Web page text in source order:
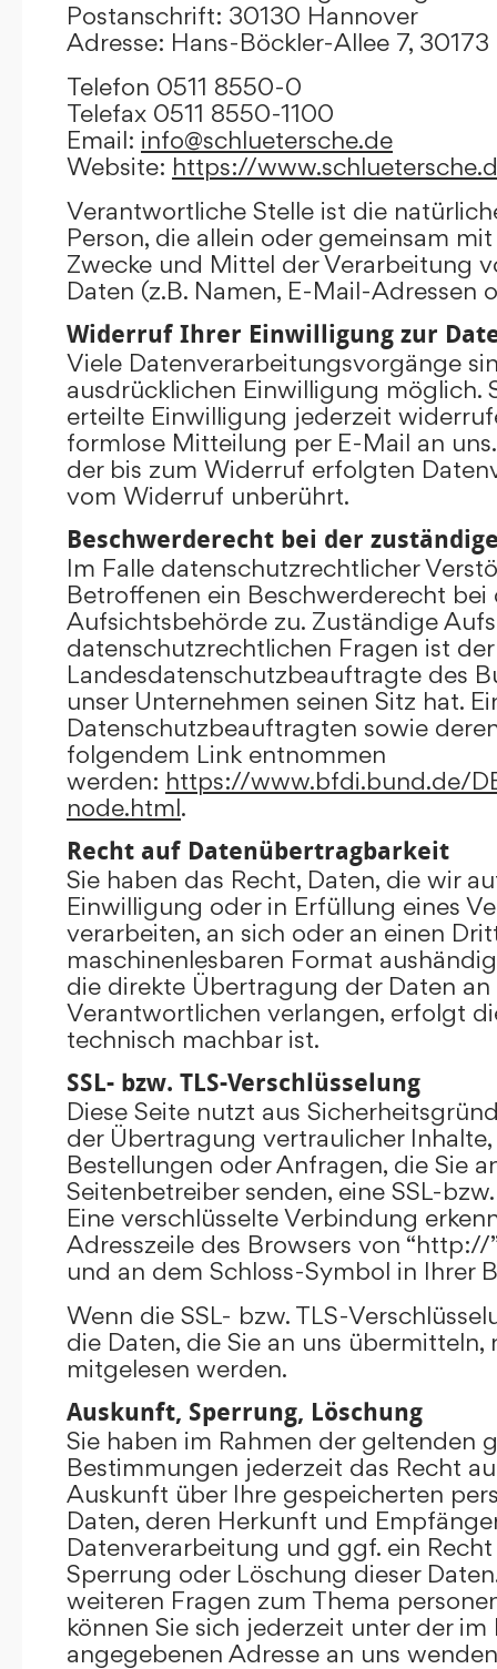
Postanschrift: 30130 Hannover
Adresse: Hans-Böckler-Allee 7,
Telefon 0511 8550-0
Telefax 0511 8550-1100
Email: info@schluetersche.de
Website: https://
Verantwortliche Stelle ist die
Person, die allein oder gemeinsam
Zwecke und Mittel der Verarbeitung
Daten (z.B. Namen, E-Mail-Adressen
Widerruf Ihrer Einwilligung zur
Viele Datenverarbeitungsvorgänge
ausdrücklichen Einwilligung möglich.
erteilte Einwilligung jederzeit
formlose Mitteilung per E-Mail an
der bis zum Widerruf erfolgten
vom Widerruf unberührt.
Beschwerderecht bei der
Im Falle datenschutzrechtlicher
Betroffenen ein Beschwerderecht bei
Aufsichtsbehörde zu. Zuständige
datenschutzrechtlichen Fragen ist der
Landesdatenschutzbeauftragte des
unser Unternehmen seinen Sitz hat.
Datenschutzbeauftragten sowie
folgendem Link entnommen
werden: https://www.bfdi.bund.de/
node.html.
Recht auf Datenübertragbarkeit
Sie haben das Recht, Daten, die wir
Einwilligung oder in Erfüllung eines
verarbeiten, an sich oder an einen
maschinenlesbaren Format
die direkte Übertragung der Daten
Verantwortlichen verlangen, erfolgt
technisch machbar ist.
SSL- bzw. TLS-Verschlüsselung
Diese Seite nutzt aus
der Übertragung vertraulicher
Bestellungen oder Anfragen, die Sie
Seitenbetreiber senden, eine SSL-
Eine verschlüsselte Verbindung
Adresszeile des Browsers von
und an dem Schloss-Symbol in Ihrer
Wenn die SSL- bzw. TLS-
die Daten, die Sie an uns
mitgelesen werden.
Auskunft, Sperrung, Löschung
Sie haben im Rahmen der geltenden
Bestimmungen jederzeit das Recht
Auskunft über Ihre gespeicherten
Daten, deren Herkunft und
Datenverarbeitung und ggf. ein
Sperrung oder Löschung dieser
weiteren Fragen zum Thema
können Sie sich jederzeit unter der im
angegebenen Adresse an uns